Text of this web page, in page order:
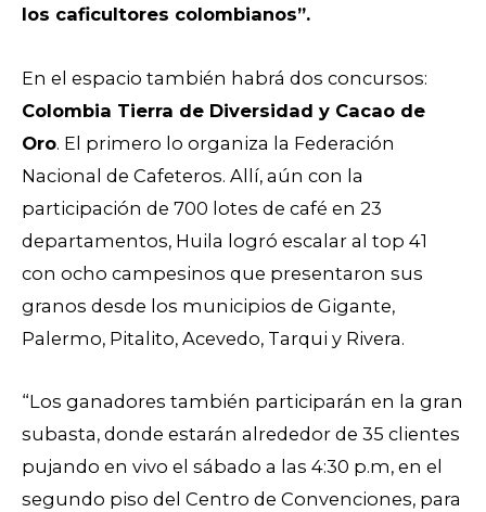
los caficultores colombianos”.
En el espacio también habrá dos concursos:
Colombia Tierra de Diversidad y Cacao de
Oro. El primero lo organiza la Federación
Nacional de Cafeteros. Allí, aún con la
participación de 700 lotes de café en 23
departamentos, Huila logró escalar al top 41
con ocho campesinos que presentaron sus
granos desde los municipios de Gigante,
Palermo, Pitalito, Acevedo, Tarqui y Rivera.
“Los ganadores también participarán en la gran
subasta, donde estarán alrededor de 35 clientes
pujando en vivo el sábado a las 4:30 p.m, en el
segundo piso del Centro de Convenciones, para